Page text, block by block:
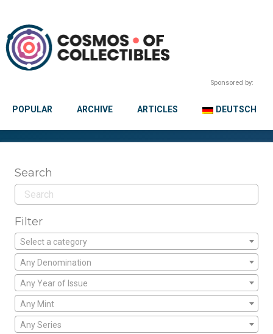
Sponsored by:
POPULAR ARCHIVE ARTICLES DEUTSCH
Search
Filter
Select a category
Any Denomination
Any Year of Issue
Any Mint
Any Series